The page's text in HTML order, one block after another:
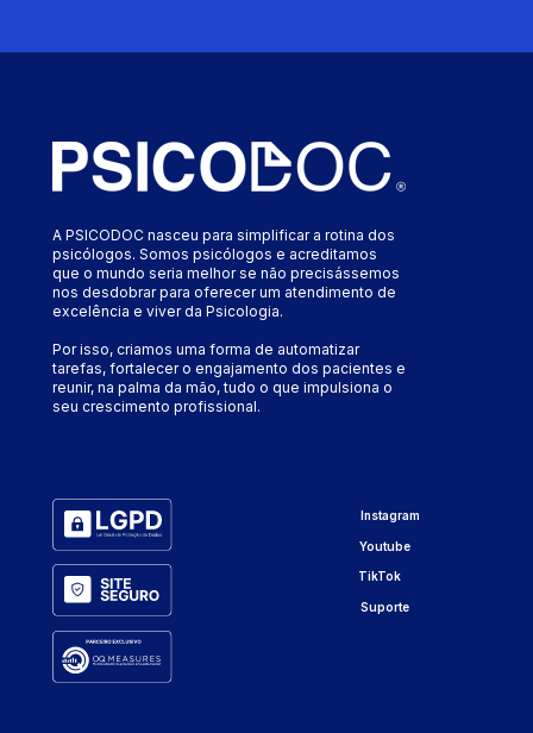
Instagram
A PSICODOC nasceu para simplificar a rotina dos
psicólogos. Somos psicólogos e acreditamos
que o mundo seria melhor se não precisássemos
nos desdobrar para oferecer um atendimento de
excelência e viver da Psicologia.
Por isso, criamos uma forma de automatizar
tarefas, fortalecer o engajamento dos pacientes e
reunir, na palma da mão, tudo o que impulsiona o
seu crescimento profissional.
Youtube
TikTok
Suporte